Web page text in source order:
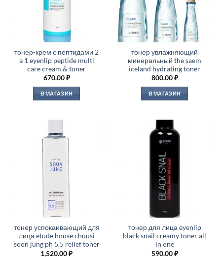
тонер-крем с пептидами 2
в 1 eyenlip peptide multi
care cream & toner
670.00₽
В МАГАЗИН
тонер увлажняющий
минеральный the saem
iceland hydrating toner
800.00₽
В МАГАЗИН
тонер успокаивающий для
лица etude house chuusi
soon jung ph 5.5 relief toner
1,520.00₽
тонер для лица eyenlip
black snail creamy toner all
in one
590.00₽